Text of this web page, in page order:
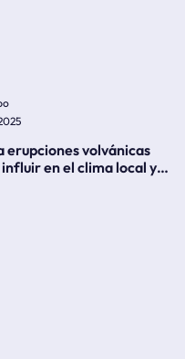
erupciones volvánicas
en el clima local y